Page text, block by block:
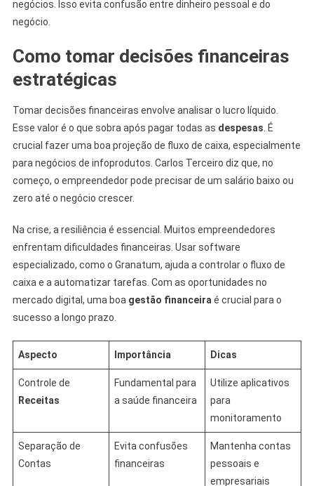
negócios. Isso evita confusão entre dinheiro pessoal e do
negócio.
Como tomar decisões financeiras
estratégicas
Tomar decisões financeiras envolve analisar o lucro líquido.
Esse valor é o que sobra após pagar todas as despesas . É
crucial fazer uma boa projeção de fluxo de caixa, especialmente
para negócios de infoprodutos. Carlos Terceiro diz que, no
começo, o empreendedor pode precisar de um salário baixo ou
zero até o negócio crescer.
Na crise, a resiliência é essencial. Muitos empreendedores
enfrentam dificuldades financeiras. Usar software
especializado, como o Granatum, ajuda a controlar o fluxo de
caixa e a automatizar tarefas. Com as oportunidades no
mercado digital, uma boa gestão financeira é crucial para o
sucesso a longo prazo.
Aspecto Importância Dicas
Controle de
Receitas
Fundamental para
a saúde financeira
Utilize aplicativos
para
monitoramento
Separação de
Contas
Evita confusões
financeiras
Mantenha contas
pessoais e
empresariais